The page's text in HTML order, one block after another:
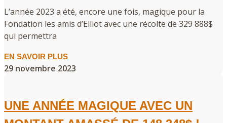
L’année 2023 a été, encore une fois, magique pour la
Fondation les amis d’Elliot avec une récolte de 329 888$
qui permettra
EN SAVOIR PLUS
29 novembre 2023
UNE ANNÉE MAGIQUE AVEC UN